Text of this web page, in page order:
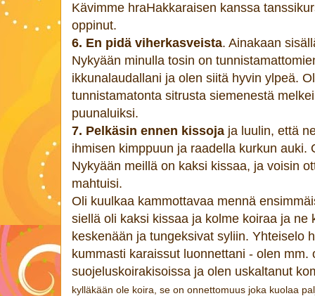
Kävimme hraHakkaraisen kanssa
oppinut.
6. En pidä viherkasveista. Ainakaan
Nykyään minulla tosin on
ikkunalaudallani ja olen siitä hyvin ylpeä.
tunnistamatonta sitrusta siemenestä
puunaluiksi.
7. Pelkäsin ennen kissoja ja luulin, että
ihmisen kimppuun ja raadella kurkun auki.
Nykyään meillä on kaksi kissaa, ja voisin
mahtuisi.
Oli kuulkaa kammottavaa mennä
siellä oli kaksi kissaa ja kolme koiraa ja ne
keskenään ja tungeksivat syliin. Yhteiselo
kummasti karaissut luonnettani - olen
suojeluskoirakisoissa ja olen uskaltanut
kylläkään ole koira, se on onnettomuus joka kuolaa